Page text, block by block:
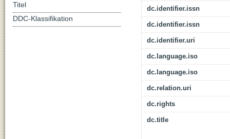
dc.identifier.issn
dc.identifier.issn
dc.identifier.uri
dc.language.iso
dc.language.iso
dc.relation.uri
dc.rights
dc.title
Titel
DDC-Klassifikation